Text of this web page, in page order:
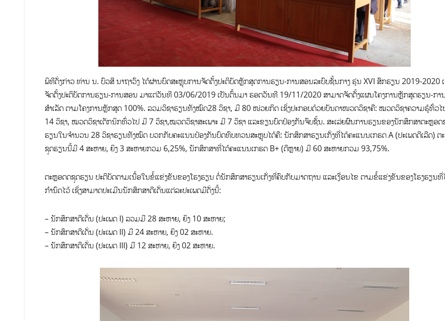
ພິທີດັ່ງກ່າວ ທ່ານ ນ. ບົວສີ ນາຖາວົງ ໄດ້ຜ່ານບົດສະຫຼຸບການຈັດຕັ້ງປະຕິບັດຫຼັກສູດການຮຽນ-ການສອນລະບົບຊັ້ນກາງ ຮຸ່ນ XVI ສົກຮຽນ 2019-2020
ຈັດຕັ້ງປະຕິບັດການຮຽນ-ການສອນ ມາແຕ່ວັນທີ 03/06/2019 ເປັນຕົ້ນມາ ຮອດວັນທີ 19/11/2020 ສາມາດຈັດຕັ້ງແຜນໂຄງການຫຼັກສູດຮຽນ-ກາ
ສຳເລັດ ຕາມໂຄງການຫຼັກສູດ 100%. ລວມວິຊາຮຽນທັງໝົດ28 ວິຊາ, ມີ 80 ໜ່ວຍກິດ ເຊິ່ງປະກອບດ້ວຍບັນດາໜວດວິຊາຄື: ໝວດວິຊາຄວາມຮູ້ທົ່ວ
14 ວິຊາ, ໝວດວິຊາເຕັກນິກທົ່ວໄປ ມີ 7 ວິຊາ,ໝວດວິຊາສະເພາະ ມີ 7 ວິຊາ ແລະຂຽນບົດປ້ອງກັນຈົບຊັ້ນ. ສະເລ່ຍຜົນການຮຽນຂອງນັກສຶກສາຕະຫຼອດ
ຮຽນໃນຈຳນວນ 28 ວິຊາຮຽນທັງໝົດ ບວກກັບຄະແນນປ້ອງກັນບົດທົບທວນສະຫຼຸບໄດ້ຄື: ນັກສຶກສາຮຽນເກັ່ງທີ່ໄດ້ຄະແນນເກຣດ A (ປະເພດດີເລີດ) ຕ
ຊຸດຮຽນນີ້ມີ 4 ສະຫາຍ, ຍິງ 3 ສະ​ຫາຍກວມ 6,25%, ນັກສຶກສາທີ່ໄດ້ຄະແນນເກຣດ B+ (ດີຫຼາຍ) ມີ 60 ສະຫາຍກວມ 93,75%.
ຕະຫຼອດດຊຸດຮຽນ ປະຕິບັດຕາມເນື້ອໃນຂໍ້ແຂ່ງຂັນຂອງໂຮງຮຽນ ຕໍ່ນັກສຶກສາຮຽນເກັ່ງທີ່ຄົບກັບມາດຖານ ແລະເງື່ອນໄຂ ຕາມຂໍ້ແຂ່ງຂັນຂອງໂຮງຮຽນທີ່
ກຳນົດໄວ້ ເຊິ່ງສາມາດປະເມີນນັກສຶກສາດີເດັ່ນແຕ່ລະປະເພດມີດັ່ງ​ນີ້:
– ນັກສຶກສາດີເດັ່ນ (ປະເພດ I) ລວມມີ 28 ສະຫາຍ, ຍິງ 10 ສະຫາຍ;
– ນັກສຶກສາດີເດັ່ນ (ປະເພດ II) ມີ 24 ສະຫາຍ, ຍິງ 02 ສະຫາຍ.
– ນັກສຶກສາດີເດັ່ນ (ປະເພດ III) ມີ 12 ສະຫາຍ, ຍິງ 02 ສະຫາຍ.